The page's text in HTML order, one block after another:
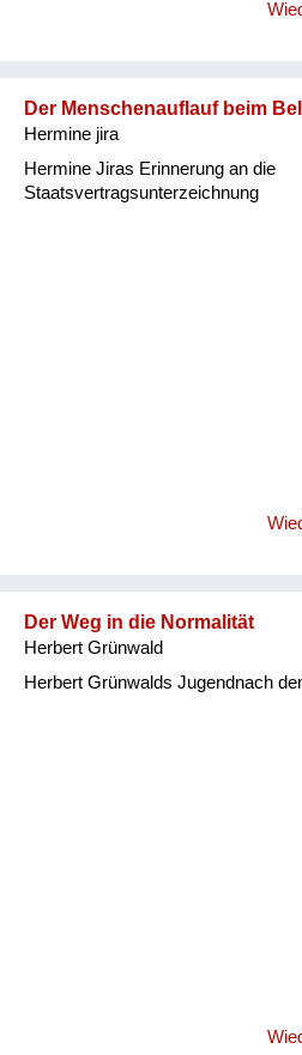
Der Menschenauflauf beim
Hermine jira
Hermine Jiras Erinnerung an die
Staatsvertragsunterzeichnung
Der Weg in die Normalität
Herbert Grünwald
Herbert Grünwalds Jugendnach